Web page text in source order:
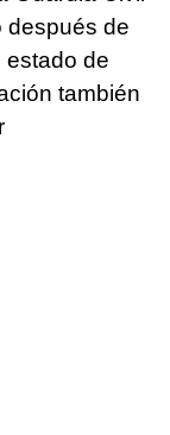
después de
estado de
también